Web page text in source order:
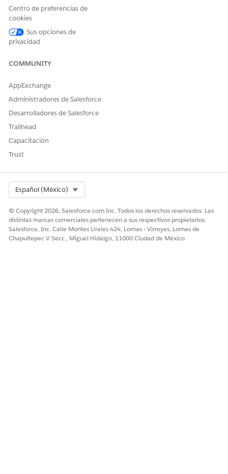
Haga clic enAgregar parámetro
parámetro.
Guarde y realice una vista previa de su tablero.
Pruebe el parámetro utilizando el selector de fecha para
¿RESOLVIÓ ESTE ARTÍCULO SU PROBLEMA?
¡Háganos saber cómo podemos mejorar!
Centro de preferencias de
cookies
Sus opciones de
privacidad
COMMUNITY
AppExchange
Administradores de Salesforce
Desarrolladores de Salesforce
Trailhead
Capacitación
Trust
Español (México)
© Copyright 2026, Salesforce.com Inc. Todos los derechos reservados. Las
distintas marcas comerciales pertenecen a sus respectivos propietarios.
Salesforce, Inc. Calle Montes Urales 424, Lomas - Virreyes, Lomas de
Chapultepec V Secc., Miguel Hidalgo, 11000 Ciudad de México